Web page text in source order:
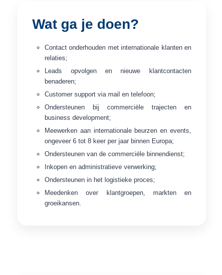
Wat ga je doen?
Contact onderhouden met internationale klanten en
relaties;
Leads opvolgen en nieuwe klantcontacten
benaderen;
Customer support via mail en telefoon;
Ondersteunen bij commerciële trajecten en
business development;
Meewerken aan internationale beurzen en events,
ongeveer 6 tot 8 keer per jaar binnen Europa;
Ondersteunen van de commerciële binnendienst;
Inkopen en administratieve verwerking;
Ondersteunen in het logistieke proces;
Meedenken over klantgroepen, markten en
groeikansen.